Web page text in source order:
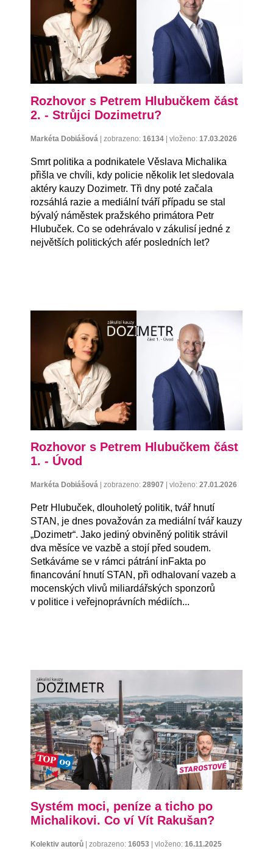
Rozhovor s Petrem Hlubučkem část
2. - Strůjci Dozimetru?
Markéta Dobiášová | zobrazeno: 16134 | vloženo: 17.03.2026
Smrt politika a podnikatele Věslava Michalika
přišla ve chvíli, kdy policie několik let sledovala
aktéry kauzy Dozimetr. Tři dny poté začala
rozsáhlá razie a mediální tváří případu se stal
bývalý náměstek pražského primátora Petr
Hlubuček. Co se odehrávalo v zákulisí jedné z
největších politických afér posledních let?
Rozhovor s Petrem Hlubučkem část
1. - Úvod
Markéta Dobiášová zobrazeno: 28907 vloženo: 27.01.2026
Petr Hlubuček, dlouholetý politik, tvář hnutí
STAN, je dnes považován za mediální tvář kauzy
„Dozimetr“. Jako jediný obviněný politik strávil
dva měsíce ve vazbě a stojí před soudem.
Setkáváme se v rámci pátrání inFakta po
financování hnutí STAN, při odhalovaní vazeb a
mocenských vlivů miliardářských sponzorů
v politice i veřejnoprávních médiích...
Systém moci, peníze a ticho po
Michalikovi. Co ví Vít Rakušan?
Kolektiv autorů zobrazeno: 16053 vloženo: 16.11.2025